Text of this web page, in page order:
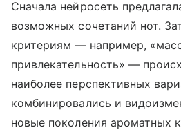
Сначала нейросеть
возможных сочетаний нот.
критериям — например,
привлекательность» —
наиболее перспективных
комбинировались и
новые поколения ароматных